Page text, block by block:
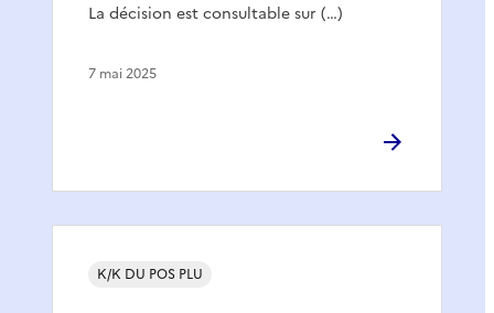
La décision est consultable sur (…)
7 mai 2025
K/K DU POS PLU